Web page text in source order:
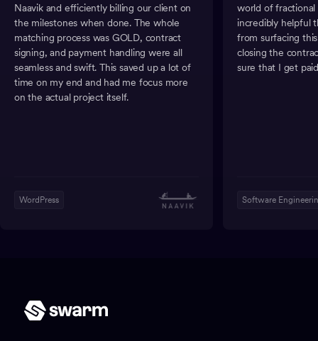
Naavik and efficiently billing our client on
the milestones when done. The whole
matching process was GOLD, contract
signing, and payment handling were all
seamless and swift. This saved up a lot of
time on my end and had me focus more
on the actual project itself.
WordPress
world of fractional
incredibly helpful
from surfacing
closing the
sure that I get
Software